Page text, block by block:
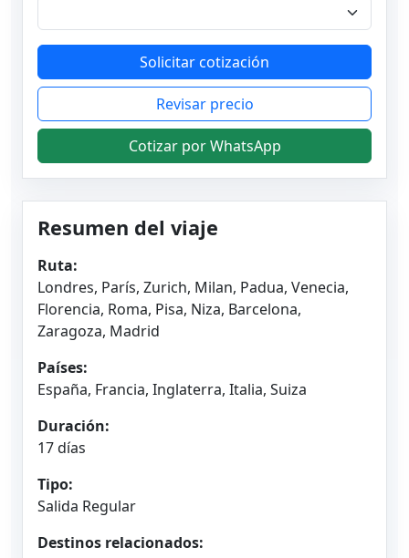
Resumen del viaje
Ruta:
Londres, París, Zurich, Milan, Padua, Venecia,
Florencia, Roma, Pisa, Niza, Barcelona,
Zaragoza, Madrid
Países:
España, Francia, Inglaterra, Italia, Suiza
Duración:
17 días
Tipo:
Salida Regular
Destinos relacionados:
Solicitar cotización
Revisar precio
Cotizar por WhatsApp